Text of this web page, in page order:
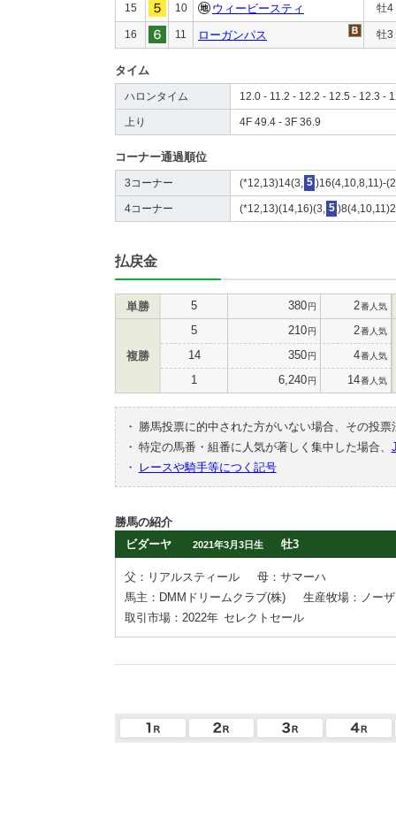
15 10 ウィービースティ 牡4
16 11 ローガンパス 牡3
タイム
ハロンタイム 12.0 - 11.2 - 12.2 - 12.5 - 12.3 -
上り 4F 49.4 - 3F 36.9
コーナー通過順位
3コーナー (*12,13)14(3, 5 )16(4,10,8,11)-
4コーナー (*12,13)(14,16)(3, 5
払戻金
単勝 5 380円 2番人気
複勝
5 210円 2番人気
14 350円 4番人気
1 6,240円 14番人気
・
勝馬投票に的中された方がいない場合、その投
・ 特定の馬番・組番に人気が著しく集中した場合、
・
レースや騎手等につく記号
勝馬の紹介
ビダーヤ
2021年3月3日生 牡3
父：リアルスティール
母：サマーハ
馬主：DMMドリームクラブ(株)
生産牧場：ノー
取引市場：2022年 セレクトセール